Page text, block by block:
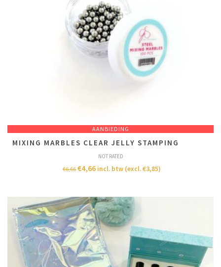
AANBIEDING
MIXING MARBLES CLEAR JELLY STAMPING
NOT RATED
€6,66 €4,66 incl. btw (excl.€3,85)